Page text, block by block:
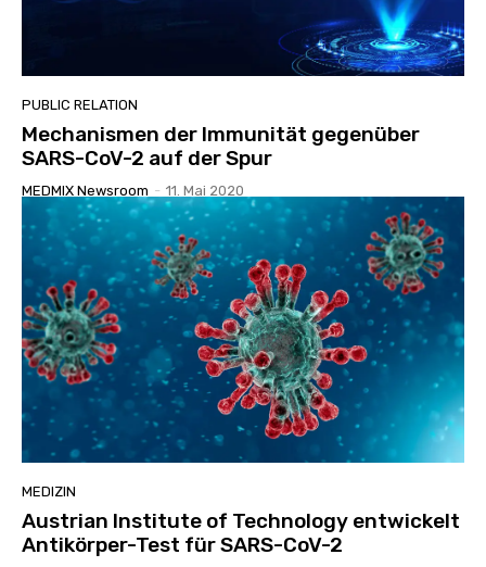
PUBLIC RELATION
Mechanismen der Immunität gegenüber
SARS-CoV-2 auf der Spur
MEDMIX Newsroom - 11. Mai 2020
MEDIZIN
Austrian Institute of Technology entwickelt
Antikörper-Test für SARS-CoV-2